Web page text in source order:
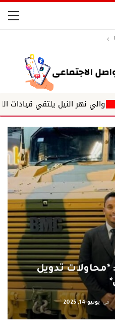
يلتقي قيادات اللجنة
*محاولات تدويل
فييونيو 14, 2025